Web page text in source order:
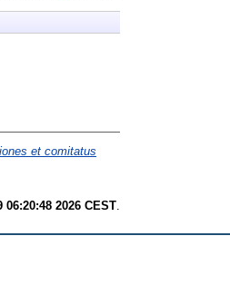
et comitatus
06:20:48 2026 CEST